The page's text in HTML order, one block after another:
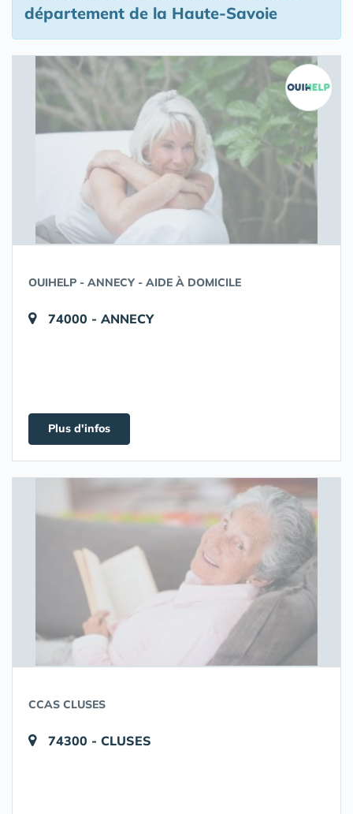
département de la Haute-Savoie
OUIHELP - ANNECY - AIDE À DOMICILE
74000 - ANNECY
Plus d'infos
CCAS CLUSES
74300 - CLUSES